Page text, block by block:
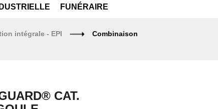
FUNÉRAIRE
intégrale - EPI
Combinaison
CAT.